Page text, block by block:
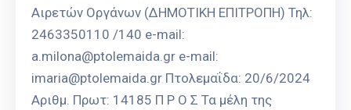
Αιρετών Οργάνων (ΔΗΜΟΤΙΚΗ ΕΠΙΤΡΟΠΗ) Τηλ:
2463350110 /140 e-mail:
a.milona@ptolemaida.gr e-mail:
imaria@ptolemaida.gr Πτολεμαΐδα: 20/6/2024
Αριθμ. Πρωτ: 14185 Π Ρ Ο Σ Τα μέλη της